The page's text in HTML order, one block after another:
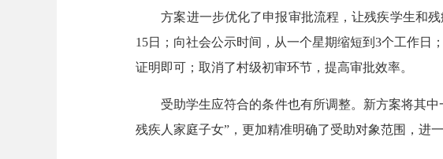
方案进一步优化了申报审批流程，让残疾学生和残
15日；向社会公示时间，从一个星期缩短到3个工作日
证明即可；取消了村级初审环节，提高审批效率。
受助学生应符合的条件也有所调整。新方案将其中
残疾人家庭子女”，更加精准明确了受助对象范围，进